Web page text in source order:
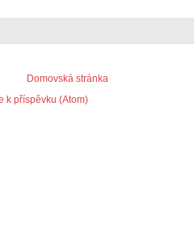
Domovská stránka
k příspěvku (Atom)